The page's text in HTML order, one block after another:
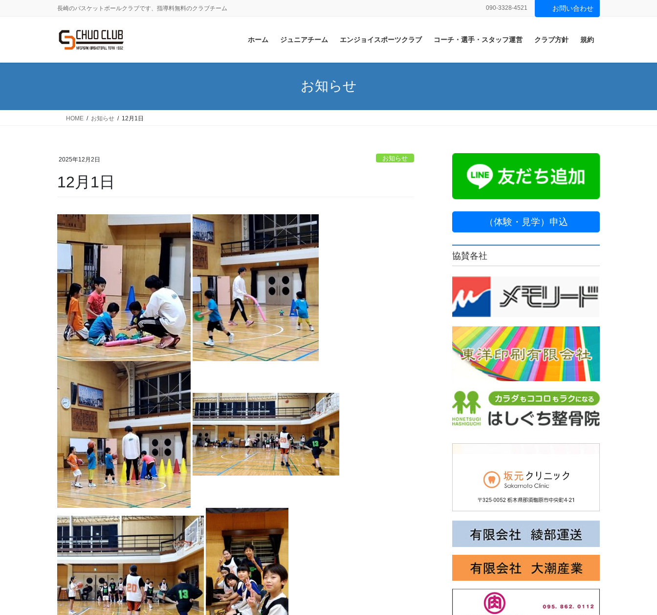
に
ョ
動
長崎のバスケットボールクラブです、指導料無料のクラブチーム 090-3328-4521 お問い合わせ
ホーム ジュニアチーム エンジョイスポーツクラブ コーチ・選手・スタッフ運営 クラブ方針 規約
お知らせ
HOME お知らせ 12月1日
2025年12月2日 お知らせ
12月1日
（体験・見学）申込
協賛各社